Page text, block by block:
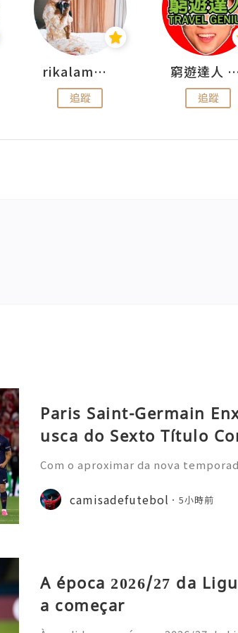
rikalammm
追蹤
窮遊達人
追蹤
Paris Saint-Germain
usca do Sexto Título
Com o aproximar da nova
nstrou uma nova estratégia
ior estilo de gastos e
camisadefutebol 5小時前
A época 2026/27 da
a começar